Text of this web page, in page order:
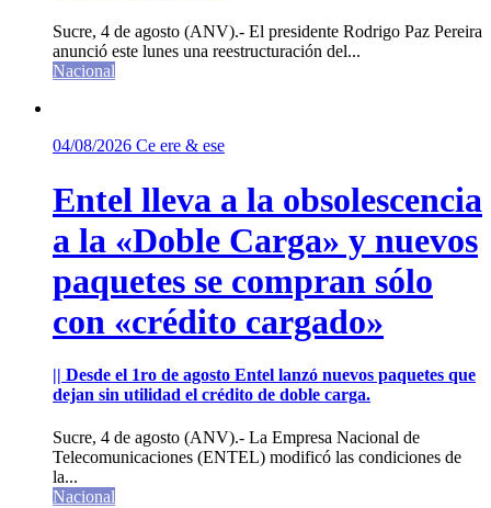
Sucre, 4 de agosto (ANV).- El presidente Rodrigo Paz Pereira
anunció este lunes una reestructuración del...
Nacional
04/08/2026 Ce ere & ese
Entel lleva a la obsolescencia
a la «Doble Carga» y nuevos
paquetes se compran sólo
con «crédito cargado»
|| Desde el 1ro de agosto Entel lanzó nuevos paquetes que
dejan sin utilidad el crédito de doble carga.
Sucre, 4 de agosto (ANV).- La Empresa Nacional de
Telecomunicaciones (ENTEL) modificó las condiciones de
la...
Nacional